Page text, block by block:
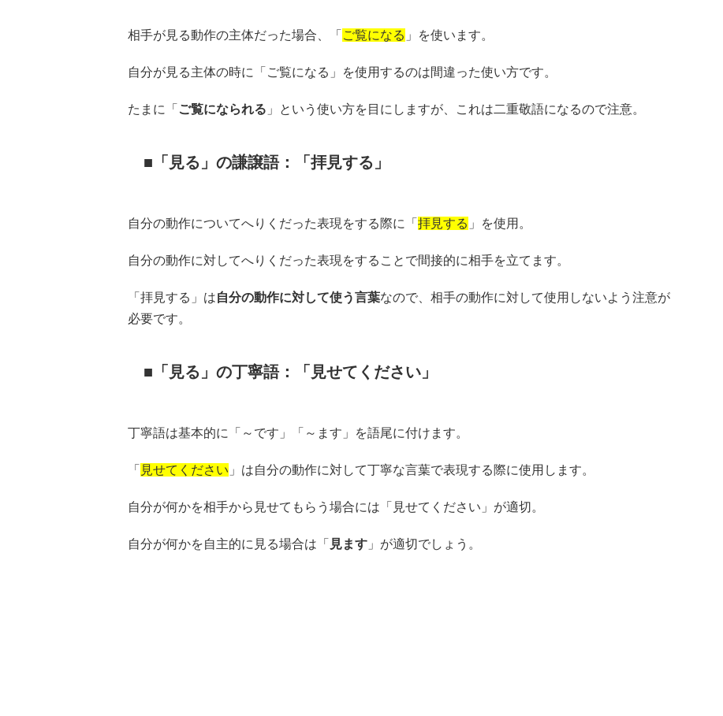
相手が見る動作の主体だった場合、「 ご覧になる 」を使います。
自分が見る主体の時に「ご覧になる」を使用するのは間違った使い方です。
たまに「 ご覧になられる 」という使い方を目にしますが、これは二重敬語になるので注意。
「見る」の謙譲語：「拝見する」
自分の動作についてへりくだった表現をする際に「 拝見する 」を使用。
自分の動作に対してへりくだった表現をすることで間接的に相手を立てます。
「拝見する」は自分の動作に対して使う言葉なので、相手の動作に対して使用しないよう注意が
必要です。
「見る」の丁寧語：「見せてください」
丁寧語は基本的に「～です」「～ます」を語尾に付けます。
「 見せてください 」は自分の動作に対して丁寧な言葉で表現する際に使用します。
自分が何かを相手から見せてもらう場合には「見せてください」が適切。
自分が何かを自主的に見る場合は「 見ます 」が適切でしょう。